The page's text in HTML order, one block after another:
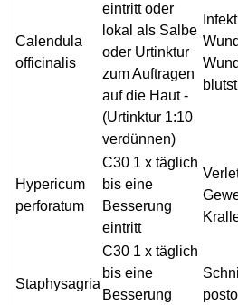
Calendula
officinalis
eintritt oder
lokal als Salbe
oder ­Urtinktur
zum Auftragen
auf die Haut ­
(Urtinktur 1:10
verdünnen)
Hypericum
perforatum
C30 1 x täglich
bis eine
Besserung
eintritt
Staphysagria
C30 1 x täglich
bis eine
Besserung